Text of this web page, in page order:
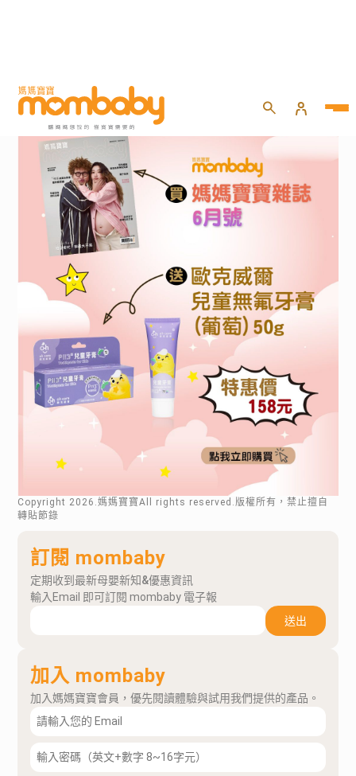
Copyright 2026 .媽媽寶寶All rights reserved.版權所有，禁止擅自
轉貼節錄
訂閱 mombaby
定期收到最新母嬰新知&優惠資訊
輸入Email 即可訂閱 mombaby 電子報
送出
加入 mombaby
加入媽媽寶寶會員，優先閱讀體驗與試用我們提供的產品。